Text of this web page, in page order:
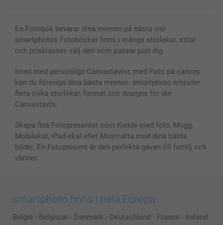
En Fotobok bevarar dina minnen på bästa vis!
smartphotos Fotoböcker finns i många storlekar, stilar
och prisklasser, välj den som passar just dig.
Inred med personliga Canvastavlor, med Foto på canvas
kan du föreviga dina bästa minnen. smartphoto erbjuder
flera olika storlekar, format och designs för din
Canvastavla.
Skapa fina Fotopresenter som Kudde med foto, Mugg,
Mobilskal, iPad-skal eller Musmatta med dina bästa
bilder. En Fotopresent är den perfekta gåvan till familj och
vänner.
smartphoto finns i hela Europa
België - Belgique - Danmark - Deutschland - France - Ireland